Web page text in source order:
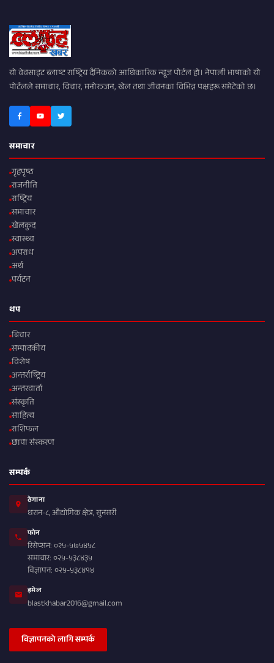
यो वेवसाइट ब्लाष्ट राष्ट्रिय दैनिकको आधिकारिक न्यूज पोर्टल हो। नेपाली भाषाको यो
पोर्टलले समाचार, विचार, मनोरञ्जन, खेल तथा जीवनका विभिन्न पक्षहरू समेटेको छ।
समाचार
गृहपृष्ठ
राजनीति
राष्ट्रिय
समाचार
खेलकुद
स्वास्थ्य
अपराध
अर्थ
पर्यटन
थप
बिचार
सम्पादकीय
विशेष
अन्तर्राष्ट्रिय
अन्तरवार्ता
संस्कृति
साहित्य
राशिफल
छापा संस्करण
सम्पर्क
ठेगाना
धरान-८, औद्योगिक क्षेत्र, सुनसरी
फोन
रिसेप्सन: ०२५-५७५४५८
समाचार: ०२५-५३८४३५
विज्ञापन: ०२५-५३८४१४
इमेल
blastkhabar2016@gmail.com
विज्ञापनको लागि सम्पर्क